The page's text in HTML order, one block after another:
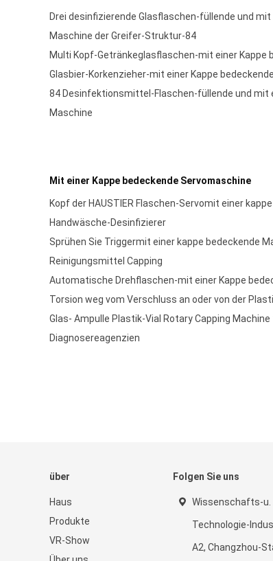
Drei desinfizierende Glasflaschen-füllende und mit
Maschine der Greifer-Struktur-84
Multi Kopf-Getränkeglasflaschen-mit einer Kappe
Glasbier-Korkenzieher-mit einer Kappe
84 Desinfektionsmittel-Flaschen-füllende und mit
Maschine
Mit einer Kappe bedeckende Servomaschine
Kopf der HAUSTIER Flaschen-Servomit einer
Handwäsche-Desinfizierer
Sprühen Sie Triggermit einer kappe bedeckende
Reinigungsmittel Capping
Automatische Drehflaschen-mit einer Kappe
Torsion weg vom Verschluss an oder von der
Glas- Ampulle Plastik-Vial Rotary Capping
Diagnosereagenzien
über
Haus
Produkte
VR-Show
Folgen Sie uns
Wissenschafts-u.
Technologie-
A2, Changzhou-